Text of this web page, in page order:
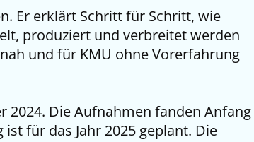
Er erklärt Schritt für Schritt, wie
produziert und verbreitet werden
und für KMU ohne Vorerfahrung
2024. Die Aufnahmen fanden Anfang
für das Jahr 2025 geplant. Die